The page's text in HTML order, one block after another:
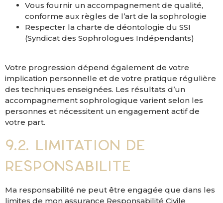
Vous fournir un accompagnement de qualité,
conforme aux règles de l’art de la sophrologie
Respecter la charte de déontologie du SSI
(Syndicat des Sophrologues Indépendants)
Votre progression dépend également de votre
implication personnelle et de votre pratique régulière
des techniques enseignées. Les résultats d’un
accompagnement sophrologique varient selon les
personnes et nécessitent un engagement actif de
votre part.
9.2. Limitation de
responsabilité
Ma responsabilité ne peut être engagée que dans les
limites de mon assurance Responsabilité Civile